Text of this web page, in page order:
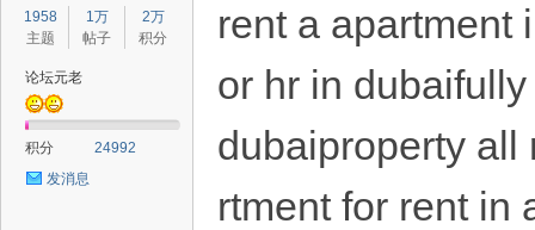
1958
主题
1万
帖子
2万
积分
论坛元老
积分
24992
发消息
rent a apartment
or hr in
dubaiproperty all
rtment for rent in